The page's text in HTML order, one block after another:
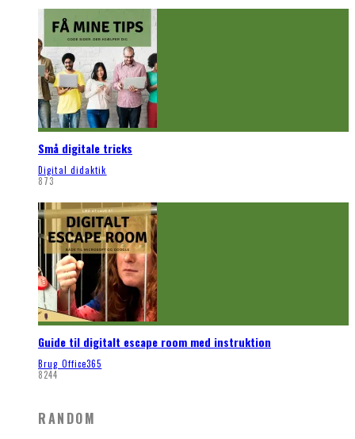
Små digitale tricks
Digital didaktik
873
Guide til digitalt escape room med instruktion
Brug Office365
8244
RANDOM